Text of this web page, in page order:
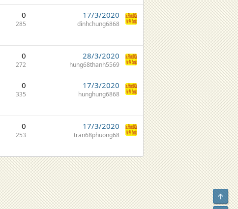
0
285
17/3/2020
dinhchung6868
0
272
28/3/2020
hung68thanh5569
0
335
17/3/2020
hunghung6868
0
253
17/3/2020
tran68phuong68
Top